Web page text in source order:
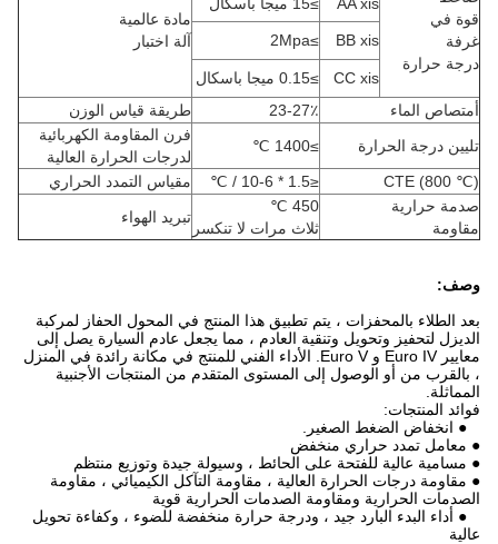
قوة في
غرفة
درجة حرارة
مادة عالمية
آلة اختبار
BB xis
≥2Mpa
CC xis
≥0.15 ميجا باسكال
أمتصاص الماء
23-27٪
طريقة قياس الوزن
تليين درجة الحرارة
≥1400 ℃
فرن المقاومة الكهربائية
لدرجات الحرارة العالية
CTE (800 ℃)
≤1.5 * 10-6 / ℃
مقياس التمدد الحراري
صدمة حرارية
مقاومة
450 ℃
ثلاث مرات لا تنكسر
تبريد الهواء
وصف:
بعد الطلاء بالمحفزات ، يتم تطبيق هذا المنتج في المحول الحفاز لمركبة
الديزل لتحفيز وتحويل وتنقية العادم ، مما يجعل عادم السيارة يصل إلى
معايير Euro IV و Euro V. الأداء الفني للمنتج في مكانة رائدة في المنزل
، بالقرب من أو الوصول إلى المستوى المتقدم من المنتجات الأجنبية
المماثلة.
فوائد المنتجات:
● انخفاض الضغط الصغير.
● معامل تمدد حراري منخفض
● مسامية عالية للفتحة على الحائط ، وسيولة جيدة وتوزيع منتظم
● مقاومة درجات الحرارة العالية ، مقاومة التآكل الكيميائي ، مقاومة
الصدمات الحرارية ومقاومة الصدمات الحرارية قوية
● أداء البدء البارد جيد ، ودرجة حرارة منخفضة للضوء ، وكفاءة تحويل
عالية